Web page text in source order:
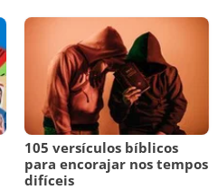
105 versículos bíblicos
para encorajar nos tempos
difíceis